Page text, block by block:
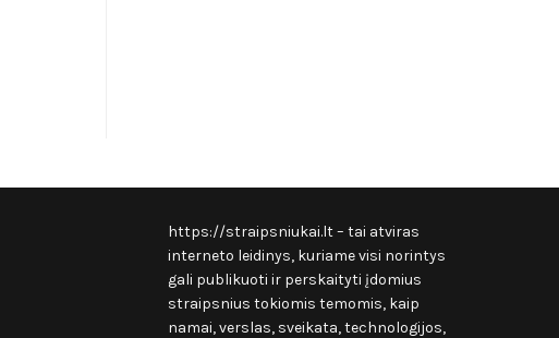
https://straipsniukai.lt– tai atviras
interneto leidinys, kuriame visi norintys
gali publikuoti ir perskaityti įdomius
straipsnius tokiomis temomis, kaip
namai, verslas, sveikata, technologijos,